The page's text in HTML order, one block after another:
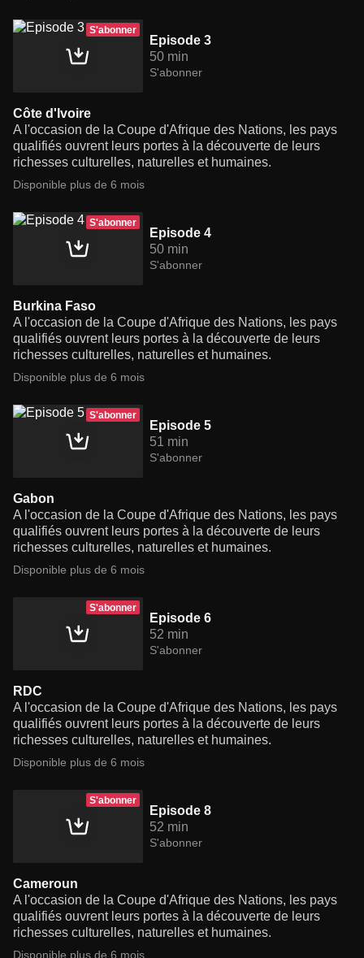
S'abonner
Episode 3
50 min
S'abonner
Côte d'Ivoire
A l'occasion de la Coupe d'Afrique des Nations, les pays
qualifiés ouvrent leurs portes à la découverte de leurs
richesses culturelles, naturelles et humaines.
Disponible plus de 6 mois
S'abonner
Episode 4
50 min
S'abonner
Burkina Faso
A l'occasion de la Coupe d'Afrique des Nations, les pays
qualifiés ouvrent leurs portes à la découverte de leurs
richesses culturelles, naturelles et humaines.
Disponible plus de 6 mois
S'abonner
Episode 5
51 min
S'abonner
Gabon
A l'occasion de la Coupe d'Afrique des Nations, les pays
qualifiés ouvrent leurs portes à la découverte de leurs
richesses culturelles, naturelles et humaines.
Disponible plus de 6 mois
S'abonner
Episode 6
52 min
S'abonner
RDC
A l'occasion de la Coupe d'Afrique des Nations, les pays
qualifiés ouvrent leurs portes à la découverte de leurs
richesses culturelles, naturelles et humaines.
Disponible plus de 6 mois
S'abonner
Episode 8
52 min
S'abonner
Cameroun
A l'occasion de la Coupe d'Afrique des Nations, les pays
qualifiés ouvrent leurs portes à la découverte de leurs
richesses culturelles, naturelles et humaines.
Disponible plus de 6 mois